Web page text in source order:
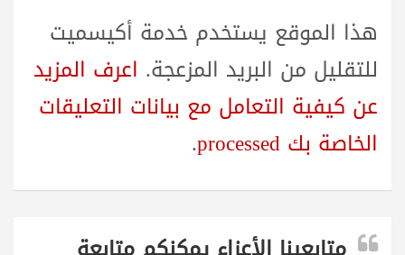
هذا الموقع يستخدم خدمة أكيسميت
للتقليل من البريد المزعجة. اعرف المزيد
عن كيفية التعامل مع بيانات التعليقات
الخاصة بك processed
.